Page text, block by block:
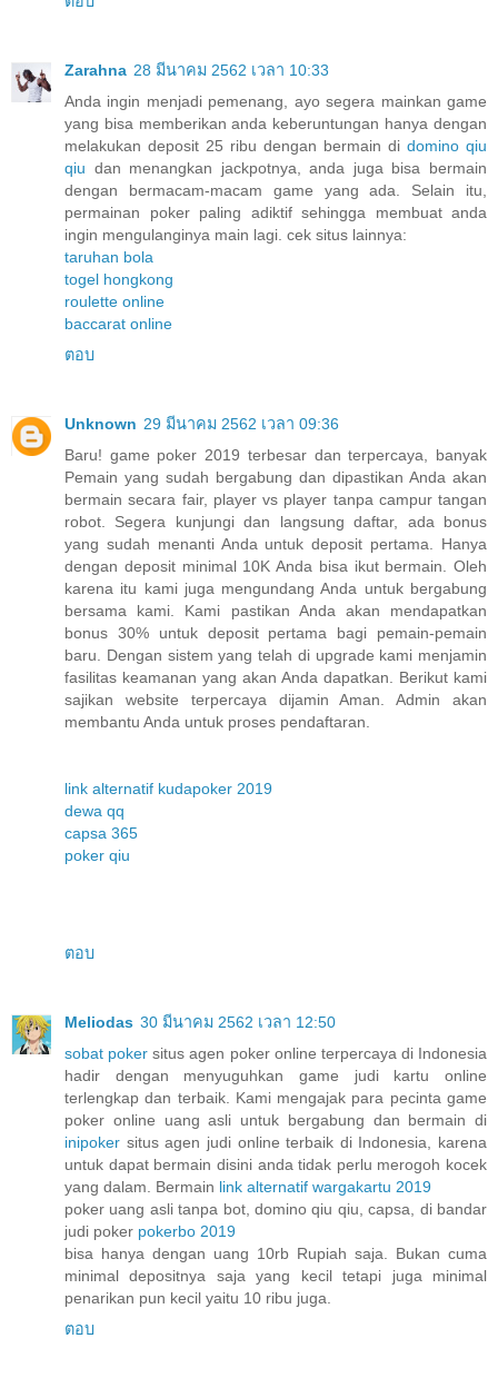
Zarahna 28 มีนาคม 2562 เวลา 10:33
Anda ingin menjadi pemenang, ayo segera mainkan game
yang bisa memberikan anda keberuntungan hanya dengan
melakukan deposit 25 ribu dengan bermain di domino qiu
qiu dan menangkan jackpotnya, anda juga bisa bermain
dengan bermacam-macam game yang ada. Selain itu,
permainan poker paling adiktif sehingga membuat anda
ingin mengulanginya main lagi. cek situs lainnya:
taruhan bola
togel hongkong
roulette online
baccarat online
ตอบ
Unknown 29 มีนาคม 2562 เวลา 09:36
Baru! game poker 2019 terbesar dan terpercaya, banyak
Pemain yang sudah bergabung dan dipastikan Anda akan
bermain secara fair, player vs player tanpa campur tangan
robot. Segera kunjungi dan langsung daftar, ada bonus
yang sudah menanti Anda untuk deposit pertama. Hanya
dengan deposit minimal 10K Anda bisa ikut bermain. Oleh
karena itu kami juga mengundang Anda untuk bergabung
bersama kami. Kami pastikan Anda akan mendapatkan
bonus 30% untuk deposit pertama bagi pemain-pemain
baru. Dengan sistem yang telah di upgrade kami menjamin
fasilitas keamanan yang akan Anda dapatkan. Berikut kami
sajikan website terpercaya dijamin Aman. Admin akan
membantu Anda untuk proses pendaftaran.
link alternatif kudapoker 2019
dewa qq
capsa 365
poker qiu
ตอบ
Meliodas 30 มีนาคม 2562 เวลา 12:50
sobat poker situs agen poker online terpercaya di Indonesia
hadir dengan menyuguhkan game judi kartu online
terlengkap dan terbaik. Kami mengajak para pecinta game
poker online uang asli untuk bergabung dan bermain di
inipoker situs agen judi online terbaik di Indonesia, karena
untuk dapat bermain disini anda tidak perlu merogoh kocek
yang dalam. Bermain link alternatif wargakartu 2019
poker uang asli tanpa bot, domino qiu qiu, capsa, di bandar
judi poker pokerbo 2019
bisa hanya dengan uang 10rb Rupiah saja. Bukan cuma
minimal depositnya saja yang kecil tetapi juga minimal
penarikan pun kecil yaitu 10 ribu juga.
ตอบ